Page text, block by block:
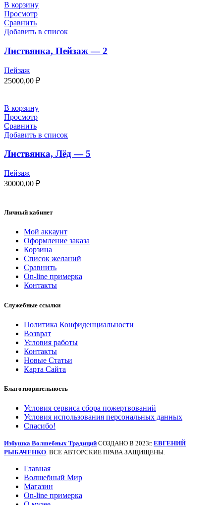
В корзину
Просмотр
Сравнить
Добавить в список
Листвянка, Пейзаж — 2
Пейзаж
25000,00 ₽
В корзину
Просмотр
Сравнить
Добавить в список
Листвянка, Лёд — 5
Пейзаж
30000,00 ₽
Личный кабинет
Мой аккаунт
Оформление заказа
Корзина
Список желаний
Сравнить
On-line примерка
Контакты
Служебные ссылки
Политика Конфиденциальности
Возврат
Условия работы
Контакты
Новые Статьи
Карта Сайта
Благотворительность
Условия сервиса сбора пожертвований
Условия использования персональных данных
Спасибо!
Избушка Волшебных Традиций СОЗДАНО В 2023г. ЕВГЕНИЙ
РЫБАЧЕНКО. ВСЕ АВТОРСКИЕ ПРАВА ЗАЩИЩЕНЫ.
Главная
Волшебный Мир
Магазин
On-line примерка